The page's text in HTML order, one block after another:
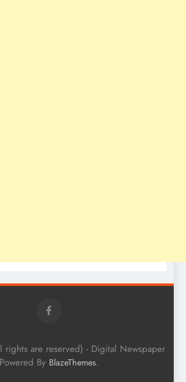
rights are reserved) - Digital Newspaper
Powered By BlazeThemes.